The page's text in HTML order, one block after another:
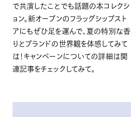
で共演したことでも話題の本コレクシ
ョン。新オープンのフラッグシップスト
アにもぜひ足を運んで、夏の特別な香
りとブランドの世界観を体感してみて
は！キャンペーンについての詳細は関
連記事をチェックしてみて。